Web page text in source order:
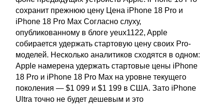
сохранит прежнюю цену Цена iPhone 18 Pro и
iPhone 18 Pro Max Согласно слуху,
опубликованному в блоге yeux1122, Apple
собирается удержать стартовую цену своих Pro-
моделей. Несколько аналитиков сходятся в одном:
Apple намерена удержать стартовые цены iPhone
18 Pro и iPhone 18 Pro Max на уровне текущего
поколения — $1 099 и $1 199 в США. Зато iPhone
Ultra точно не будет дешевым и это